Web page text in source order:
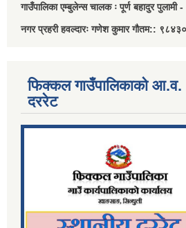
गाउँपालिका एम्बुलेन्स चालक ः पूर्ण बहादुर
नगर प्रहरी हवल्दारः गणेश कुमार गौतम::
फिक्कल गाउँपालिकाको
दररेट